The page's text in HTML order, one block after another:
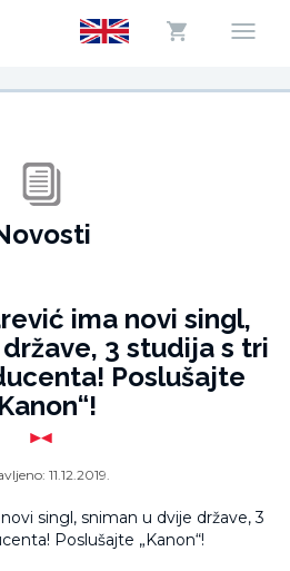
ima novi singl,
3 studija s tri
Poslušajte
11.12.2019.